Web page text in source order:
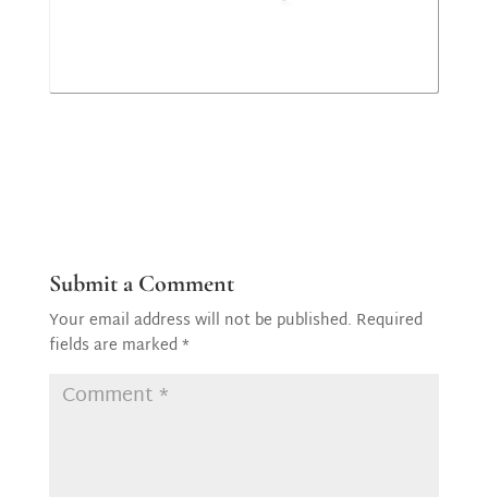
Submit a Comment
Your email address will not be published. Required
fields are marked *